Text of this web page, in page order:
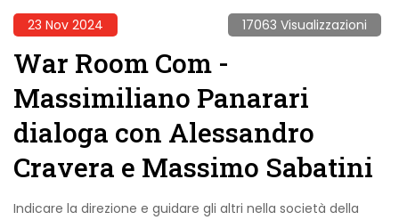
23 Nov 2024 17063 Visualizzazioni
War Room Com -
Massimiliano Panarari
dialoga con Alessandro
Cravera e Massimo Sabatini
Indicare la direzione e guidare gli altri nella società della